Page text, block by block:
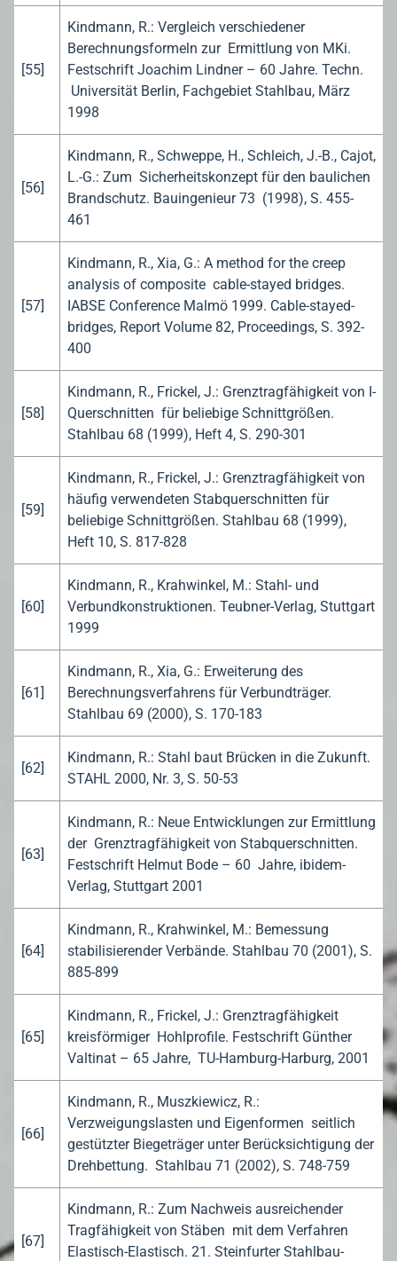
[55]
Kindmann, R.: Vergleich verschiedener
Berechnungsformeln zur Ermittlung von MKi.
Festschrift Joachim Lindner – 60 Jahre. Techn.
Universität Berlin, Fachgebiet Stahlbau, März
1998
[56]
Kindmann, R., Schweppe, H., Schleich, J.-B., Cajot,
L.-G.: Zum Sicherheitskonzept für den baulichen
Brandschutz. Bauingenieur 73 (1998), S. 455-
461
[57]
Kindmann, R., Xia, G.: A method for the creep
analysis of composite cable-stayed bridges.
IABSE Conference Malmö 1999. Cable-stayed-
bridges, Report Volume 82, Proceedings, S. 392-
400
[58]
Kindmann, R., Frickel, J.: Grenztragfähigkeit von I-
Querschnitten für beliebige Schnittgrößen.
Stahlbau 68 (1999), Heft 4, S. 290-301
[59]
Kindmann, R., Frickel, J.: Grenztragfähigkeit von
häufig verwendeten Stabquerschnitten für
beliebige Schnittgrößen. Stahlbau 68 (1999),
Heft 10, S. 817-828
[60]
Kindmann, R., Krahwinkel, M.: Stahl- und
Verbundkonstruktionen. Teubner-Verlag, Stuttgart
1999
[61]
Kindmann, R., Xia, G.: Erweiterung des
Berechnungsverfahrens für Verbundträger.
Stahlbau 69 (2000), S. 170-183
[62]
Kindmann, R.: Stahl baut Brücken in die Zukunft.
STAHL 2000, Nr. 3, S. 50-53
[63]
Kindmann, R.: Neue Entwicklungen zur Ermittlung
der Grenztragfähigkeit von Stabquerschnitten.
Festschrift Helmut Bode – 60 Jahre, ibidem-
Verlag, Stuttgart 2001
[64]
Kindmann, R., Krahwinkel, M.: Bemessung
stabilisierender Verbände. Stahlbau 70 (2001), S.
885-899
[65]
Kindmann, R., Frickel, J.: Grenztragfähigkeit
kreisförmiger Hohlprofile. Festschrift Günther
Valtinat – 65 Jahre, TU-Hamburg-Harburg, 2001
[66]
Kindmann, R., Muszkiewicz, R.:
Verzweigungslasten und Eigenformen seitlich
gestützter Biegeträger unter Berücksichtigung der
Drehbettung. Stahlbau 71 (2002), S. 748-759
[67]
Kindmann, R.: Zum Nachweis ausreichender
Tragfähigkeit von Stäben mit dem Verfahren
Elastisch-Elastisch. 21. Steinfurter Stahlbau-